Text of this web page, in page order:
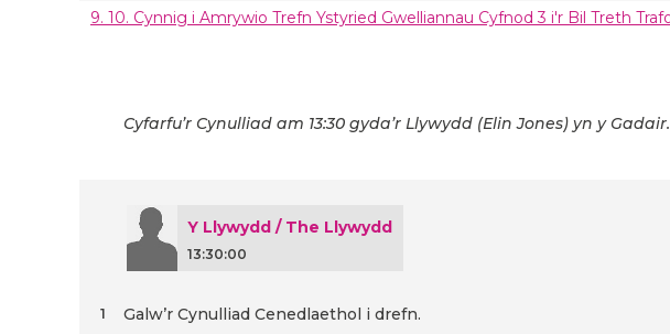
9. 10. Cynnig i Amrywio Trefn Ystyried Gwelliannau Cyfnod 3 i'r Bil Treth
Cyfarfu’r Cynulliad am 13:30 gyda’r Llywydd (Elin Jones) yn y Gadair.
Y Llywydd / The Llywydd
13:30:00
Galw’r Cynulliad Cenedlaethol i drefn.
1